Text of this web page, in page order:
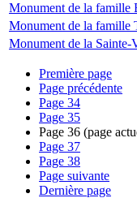
Monument de la famille
Monument de la famille
Monument de la Sainte-
Première page
Page précédente
Page 34
Page 35
Page 36 (page
Page 37
Page 38
Page suivante
Dernière page